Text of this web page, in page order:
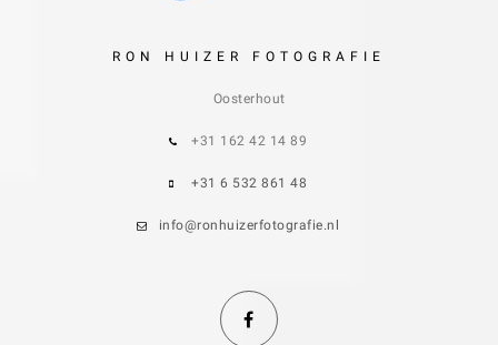
RON HUIZER FOTOGRAFIE
Oosterhout
+31 162 42 14 89
+31 6 532 861 48
info@ronhuizerfotografie.nl